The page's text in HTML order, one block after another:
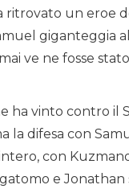
ritrovato un eroe
giganteggia
ve ne fosse
ha vinto contro il
difesa con
con
e